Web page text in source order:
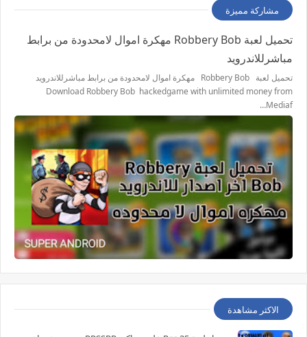
مشاركة مميزة
تحميل لعبة Robbery Bob مهكرة اموال لامحدودة من برابط
مباشرللاندرويد
تحميل لعبة Robbery Bob مهكرة اموال لامحدودة من برابط مباشرللاندرويد
Download Robbery Bob hackedgame with unlimited money from
Mediaf…
الاكثر مشاهدة